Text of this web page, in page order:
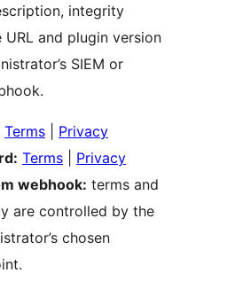
integrity
URL and plugin version
SIEM or
Terms
Privacy
Terms
Privacy
webhook: terms and
are controlled by the
chosen